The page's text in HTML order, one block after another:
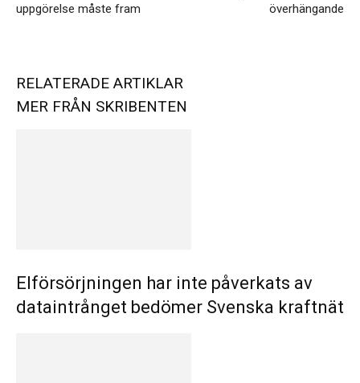
uppgörelse måste fram
överhängande
RELATERADE ARTIKLAR
MER FRÅN SKRIBENTEN
Elförsörjningen har inte påverkats av
dataintrånget bedömer Svenska kraftnät